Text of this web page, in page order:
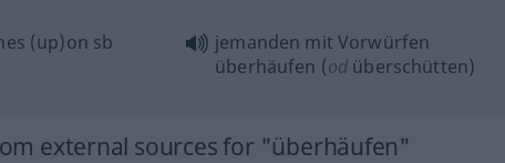
(up)on sb
jemanden mit Vorwürfen
überhäufen (od überschütten)
external sources for "überhäufen"